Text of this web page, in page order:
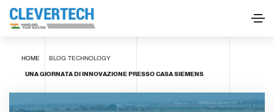
HOME BLOG TECHNOLOGY
UNA GIORNATA DI INNOVAZIONE PRESSO CASA SIEMENS